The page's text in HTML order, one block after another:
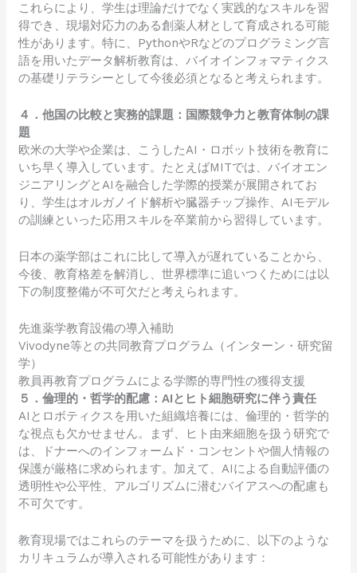
これらにより、学生は理論だけでなく実践的なスキルを習
得でき、現場対応力のある創薬人材として育成される可能
性があります。特に、PythonやRなどのプログラミング言
語を用いたデータ解析教育は、バイオインフォマティクス
の基礎リテラシーとして今後必須となると考えられます。
４．他国の比較と実務的課題：国際競争力と教育体制の課
題
欧米の大学や企業は、こうしたAI・ロボット技術を教育に
いち早く導入しています。たとえばMITでは、バイオエン
ジニアリングとAIを融合した学際的授業が展開されてお
り、学生はオルガノイド解析や臓器チップ操作、AIモデル
の訓練といった応用スキルを卒業前から習得しています。
日本の薬学部はこれに比して導入が遅れていることから、
今後、教育格差を解消し、世界標準に追いつくためには以
下の制度整備が不可欠だと考えられます。
先進薬学教育設備の導入補助
Vivodyne等との共同教育プログラム（インターン・研究留
学）
教員再教育プログラムによる学際的専門性の獲得支援
５．倫理的・哲学的配慮：AIとヒト細胞研究に伴う責任
AIとロボティクスを用いた組織培養には、倫理的・哲学的
な視点も欠かせません。まず、ヒト由来細胞を扱う研究で
は、ドナーへのインフォームド・コンセントや個人情報の
保護が厳格に求められます。加えて、AIによる自動評価の
透明性や公平性、アルゴリズムに潜むバイアスへの配慮も
不可欠です。
教育現場ではこれらのテーマを扱うために、以下のような
カリキュラムが導入される可能性があります：